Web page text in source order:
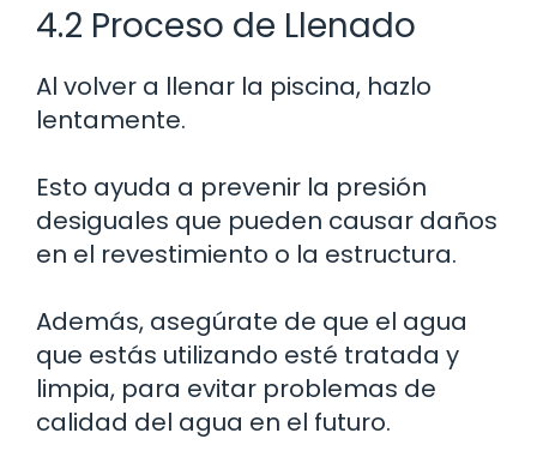
4.2 Proceso de Llenado
Al volver a llenar la piscina, hazlo
lentamente.
Esto ayuda a prevenir la presión
desiguales que pueden causar daños
en el revestimiento o la estructura.
Además, asegúrate de que el agua
que estás utilizando esté tratada y
limpia, para evitar problemas de
calidad del agua en el futuro.